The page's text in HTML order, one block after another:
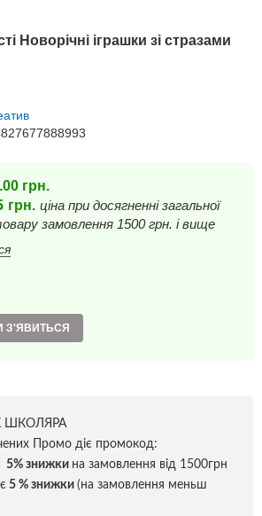
Новорічні іграшки зі стразами
грн.
грн. ціна при досягненні загальної
замовлення 1500 грн. і вище
З'ЯВИТЬСЯ
ШКОЛЯРА
Промо діє промокод:
5% знижки на замовлення від 1500грн
5 % знижки (на замовлення меньш